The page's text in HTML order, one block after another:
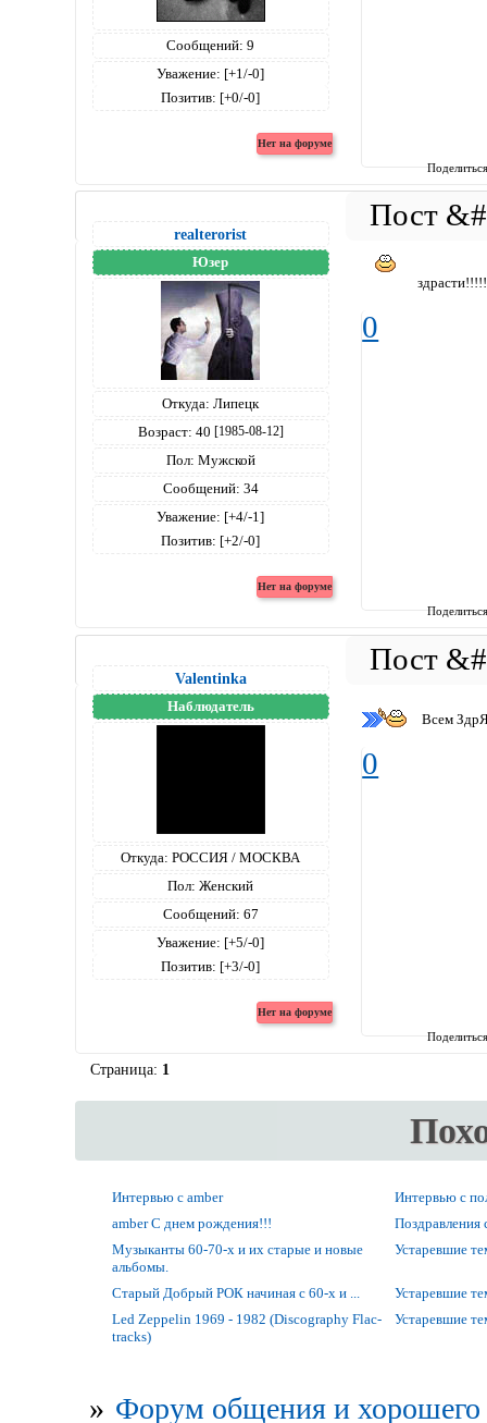
Сообщений: 9
Уважение: [+1/-0]
Позитив: [+0/-0]
realterorist
Юзер
Откуда: Липецк
Возраст: 40 [1985-08-12]
Пол: Мужской
Сообщений: 34
Уважение: [+4/-1]
Позитив: [+2/-0]
0
Valentinka
Наблюдатель
Откуда: РОССИЯ / МОСКВА
Пол: Женский
Сообщений: 67
Уважение: [+5/-0]
Позитив: [+3/-0]
Всем
0
Страница: 1
Интервью с amber
Интервью с
amber С днем рождения!!!
Поздравления
Музыканты 60-70-х и их старые и новые
альбомы.
Устаревшие
Старый Добрый РОК начиная с 60-х и ...
Устаревшие
Led Zeppelin 1969 - 1982 (Discography Flac-
tracks)
Устаревшие
» Форум общения и хорошего